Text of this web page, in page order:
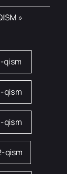
»
qism
qism
qism
qism